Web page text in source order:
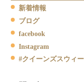
新着情報
ブログ
facebook
Instagram
#クイーンズスウィー